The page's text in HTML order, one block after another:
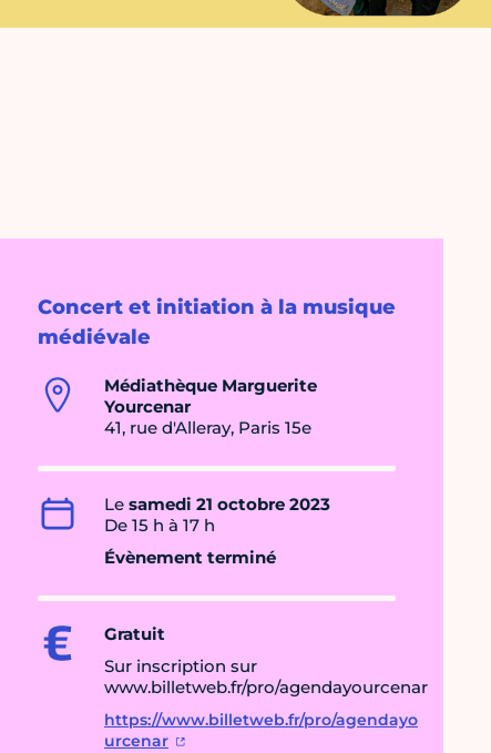
Concert et initiation à la musique
médiévale
Médiathèque Marguerite
Yourcenar
41, rue d'Alleray, Paris 15e
Le samedi 21 octobre 2023
De 15 h à 17 h
Évènement terminé
Gratuit
Sur inscription sur
www.billetweb.fr/pro/agendayourcenar
https://www.billetweb.fr/pro/agendayo
urcenar